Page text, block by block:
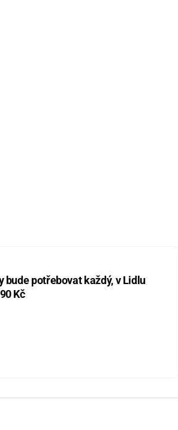
bude potřebovat každý, v Lidlu
Kč